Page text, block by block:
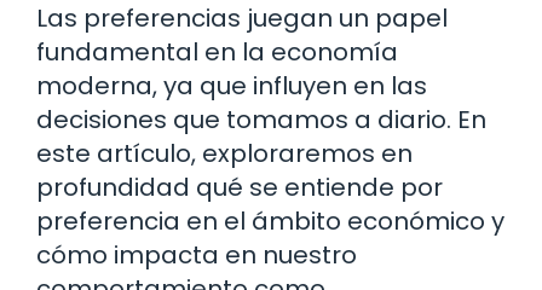
Las preferencias juegan un papel
fundamental en la economía
moderna, ya que influyen en las
decisiones que tomamos a diario. En
este artículo, exploraremos en
profundidad qué se entiende por
preferencia en el ámbito económico y
cómo impacta en nuestro